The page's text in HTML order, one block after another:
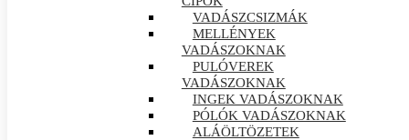
VADÁSZCSIZMÁK
MELLÉNYEK
VADÁSZOKNAK
PULÓVEREK
VADÁSZOKNAK
INGEK VADÁSZOKNAK
PÓLÓK VADÁSZOKNAK
ALÁÖLTÖZETEK